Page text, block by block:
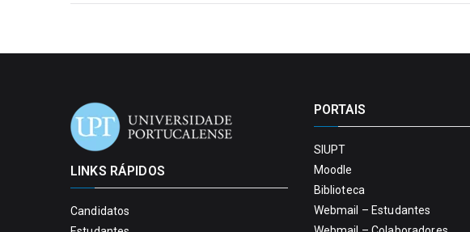
LINKS RÁPIDOS
Candidatos
PORTAIS
SIUPT
Moodle
Biblioteca
Webmail – Estudantes